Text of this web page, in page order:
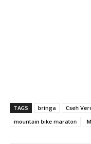
TAGS bringa Cseh
mountain bike maraton